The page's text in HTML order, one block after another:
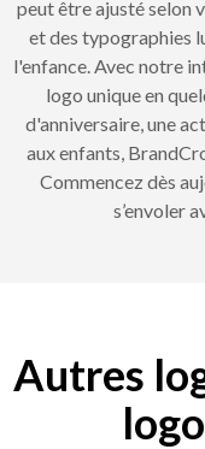
peut être ajusté selon
et des typographies
l'enfance. Avec notre
logo unique en
d'anniversaire, une
aux enfants,
Commencez dès
s’envoler
Autres